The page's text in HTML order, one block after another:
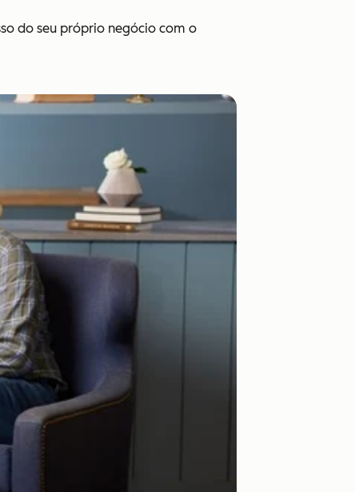
do seu próprio negócio com o